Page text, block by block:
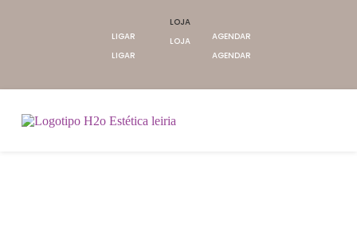
LIGAR
LIGAR
LOJA
LOJA
AGENDAR
AGENDAR